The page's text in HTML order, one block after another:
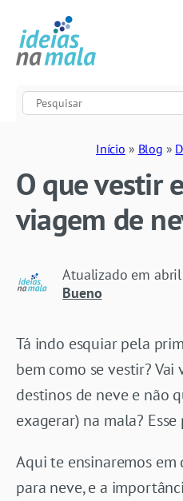
Início » Blog »
O que vestir
viagem de
Atualizado em
Bueno
Tá indo esquiar pela
bem como se vestir?
destinos de neve e não
exagerar) na mala?
Aqui te ensinaremos
para neve, e a